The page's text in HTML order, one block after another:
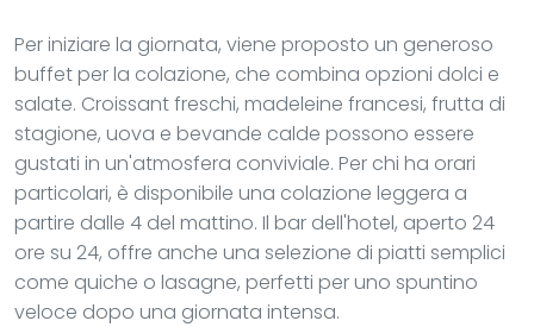
Per iniziare la giornata, viene proposto un generoso
buffet per la colazione, che combina opzioni dolci e
salate. Croissant freschi, madeleine francesi, frutta di
stagione, uova e bevande calde possono essere
gustati in un'atmosfera conviviale. Per chi ha orari
particolari, è disponibile una colazione leggera a
partire dalle 4 del mattino. Il bar dell'hotel, aperto 24
ore su 24, offre anche una selezione di piatti semplici
come quiche o lasagne, perfetti per uno spuntino
veloce dopo una giornata intensa.